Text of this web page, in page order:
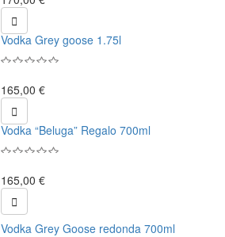

Vodka Grey goose 1.75l
165,00 €

Vodka “Beluga” Regalo 700ml
165,00 €

Vodka Grey Goose redonda 700ml